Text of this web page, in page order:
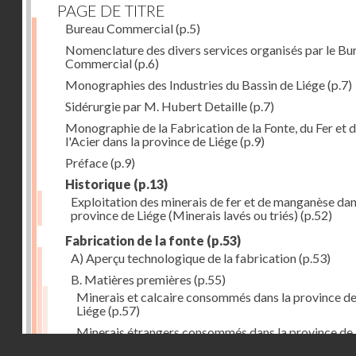
PAGE DE TITRE
Bureau Commercial(p.5)
Nomenclature des divers services organisés par le
Commercial(p.6)
Monographies des Industries du Bassin de Liége(p.7)
Sidérurgie par M. Hubert Detaille(p.7)
Monographie de la Fabrication de la Fonte, du Fer et
l'Acier dans la province de Liége(p.9)
Préface(p.9)
Historique (p.13)
Exploitation des minerais de fer et de manganèse
province de Liége (Minerais lavés ou triés) (p.52)
Fabrication de la fonte (p.53)
A) Aperçu technologique de la fabrication(p.53)
B. Matières premières (p.55)
Minerais et calcaire consommés dans la province de
Liége(p.57)
Minerais étrangers consommés dans la province de